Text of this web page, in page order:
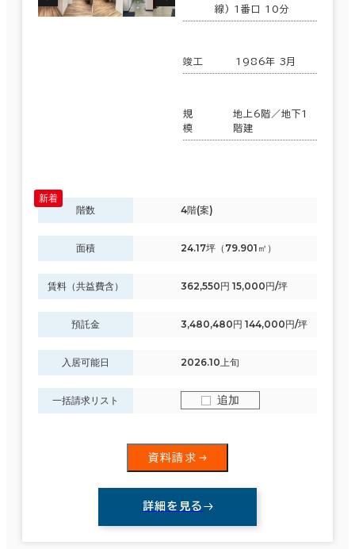
線) 1番口 10分
竣工 1986年 3月
規
模
地上6階／地下1
階建
階数 4階(案)
面積 24.17坪（79.901㎡）
賃料（共益費含） 362,550円 15,000円/坪
預託金 3,480,480円 144,000円/坪
入居可能日 2026.10上旬
一括請求リスト 追加
資料請求
詳細を見る